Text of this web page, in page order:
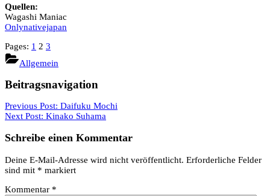
Quellen:
Wagashi Maniac
Onlynativejapan
Pages: 1 2 3
Allgemein
Beitragsnavigation
Previous Post: Daifuku Mochi
Next Post: Kinako Suhama
Schreibe einen Kommentar
Deine E-Mail-Adresse wird nicht veröffentlicht. Erforderliche Felder
sind mit * markiert
Kommentar *